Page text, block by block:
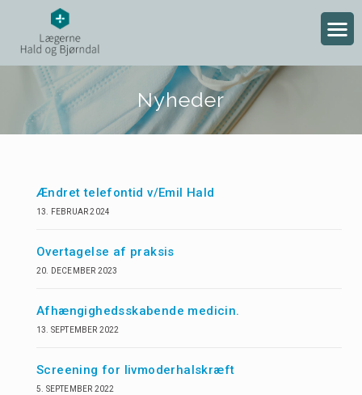
Nyheder
Ændret telefontid v/Emil Hald
13. FEBRUAR 2024
Overtagelse af praksis
20. DECEMBER 2023
Afhængighedsskabende medicin.
13. SEPTEMBER 2022
Screening for livmoderhalskræft
5. SEPTEMBER 2022